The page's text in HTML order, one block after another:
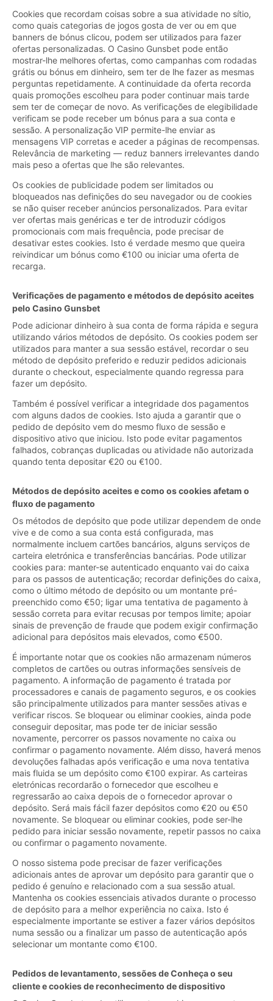
Cookies que recordam coisas sobre a sua atividade no sítio,
como quais categorias de jogos gosta de ver ou em que
banners de bónus clicou, podem ser utilizados para fazer
ofertas personalizadas. O Casino Gunsbet pode então
mostrar-lhe melhores ofertas, como campanhas com rodadas
grátis ou bónus em dinheiro, sem ter de lhe fazer as mesmas
perguntas repetidamente. A continuidade da oferta recorda
quais promoções escolheu para poder continuar mais tarde
sem ter de começar de novo. As verificações de elegibilidade
verificam se pode receber um bónus para a sua conta e
sessão. A personalização VIP permite-lhe enviar as
mensagens VIP corretas e aceder a páginas de recompensas.
Relevância de marketing — reduz banners irrelevantes dando
mais peso a ofertas que lhe são relevantes.
Os cookies de publicidade podem ser limitados ou
bloqueados nas definições do seu navegador ou de cookies
se não quiser receber anúncios personalizados. Para evitar
ver ofertas mais genéricas e ter de introduzir códigos
promocionais com mais frequência, pode precisar de
desativar estes cookies. Isto é verdade mesmo que queira
reivindicar um bónus como €100 ou iniciar uma oferta de
recarga.
Verificações de pagamento e métodos de depósito aceites
pelo Casino Gunsbet
Pode adicionar dinheiro à sua conta de forma rápida e segura
utilizando vários métodos de depósito. Os cookies podem ser
utilizados para manter a sua sessão estável, recordar o seu
método de depósito preferido e reduzir pedidos adicionais
durante o checkout, especialmente quando regressa para
fazer um depósito.
Também é possível verificar a integridade dos pagamentos
com alguns dados de cookies. Isto ajuda a garantir que o
pedido de depósito vem do mesmo fluxo de sessão e
dispositivo ativo que iniciou. Isto pode evitar pagamentos
falhados, cobranças duplicadas ou atividade não autorizada
quando tenta depositar €20 ou €100.
Métodos de depósito aceites e como os cookies afetam o
fluxo de pagamento
Os métodos de depósito que pode utilizar dependem de onde
vive e de como a sua conta está configurada, mas
normalmente incluem cartões bancários, alguns serviços de
carteira eletrónica e transferências bancárias. Pode utilizar
cookies para: manter-se autenticado enquanto vai do caixa
para os passos de autenticação; recordar definições do caixa,
como o último método de depósito ou um montante pré-
preenchido como €50; ligar uma tentativa de pagamento à
sessão correta para evitar recusas por tempos limite; apoiar
sinais de prevenção de fraude que podem exigir confirmação
adicional para depósitos mais elevados, como €500.
É importante notar que os cookies não armazenam números
completos de cartões ou outras informações sensíveis de
pagamento. A informação de pagamento é tratada por
processadores e canais de pagamento seguros, e os cookies
são principalmente utilizados para manter sessões ativas e
verificar riscos. Se bloquear ou eliminar cookies, ainda pode
conseguir depositar, mas pode ter de iniciar sessão
novamente, percorrer os passos novamente no caixa ou
confirmar o pagamento novamente. Além disso, haverá menos
devoluções falhadas após verificação e uma nova tentativa
mais fluida se um depósito como €100 expirar. As carteiras
eletrónicas recordarão o fornecedor que escolheu e
regressarão ao caixa depois de o fornecedor aprovar o
depósito. Será mais fácil fazer depósitos como €20 ou €50
novamente. Se bloquear ou eliminar cookies, pode ser-lhe
pedido para iniciar sessão novamente, repetir passos no caixa
ou confirmar o pagamento novamente.
O nosso sistema pode precisar de fazer verificações
adicionais antes de aprovar um depósito para garantir que o
pedido é genuíno e relacionado com a sua sessão atual.
Mantenha os cookies essenciais ativados durante o processo
de depósito para a melhor experiência no caixa. Isto é
especialmente importante se estiver a fazer vários depósitos
numa sessão ou a finalizar um passo de autenticação após
selecionar um montante como €100.
Pedidos de levantamento, sessões de Conheça o seu
cliente e cookies de reconhecimento de dispositivo